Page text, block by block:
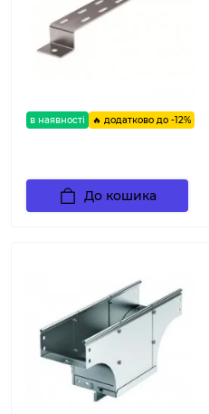
в наявності 🔥 додатково до -12%
До кошика